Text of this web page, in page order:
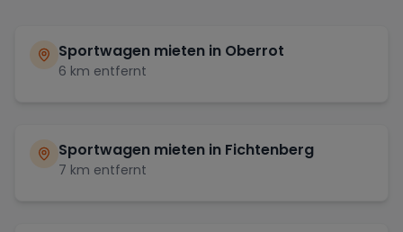
Sportwagen mieten in Oberrot
6 km entfernt
Sportwagen mieten in Fichtenberg
7 km entfernt